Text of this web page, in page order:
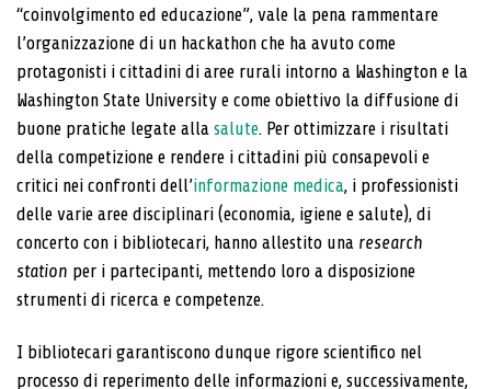
“coinvolgimento ed educazione”, vale la pena rammentare
l’organizzazione di un hackathon che ha avuto come
protagonisti i cittadini di aree rurali intorno a Washington e la
Washington State University e come obiettivo la diffusione di
buone pratiche legate alla salute. Per ottimizzare i risultati
della competizione e rendere i cittadini più consapevoli e
critici nei confronti dell’informazione medica, i professionisti
delle varie aree disciplinari (economia, igiene e salute), di
concerto con i bibliotecari, hanno allestito una research
station per i partecipanti, mettendo loro a disposizione
strumenti di ricerca e competenze.
I bibliotecari garantiscono dunque rigore scientifico nel
processo di reperimento delle informazioni e, successivamente,